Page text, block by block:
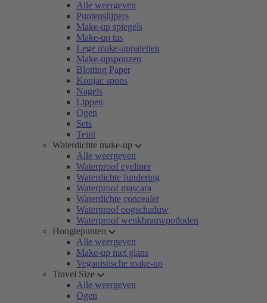
Alle weergeven
Puntenslijpers
Make-up spiegels
Make-up tas
Lege make-uppaletten
Make-upsponzen
Blotting Paper
Konjac spons
Nagels
Lippen
Ogen
Sets
Teint
Waterdichte make-up
Alle weergeven
Waterproof eyeliner
Waterdichte fundering
Waterproof mascara
Waterdichte concealer
Waterproof oogschaduw
Waterproof wenkbrauwpotloden
Hoogtepunten
Alle weergeven
Make-up met glans
Veganistische make-up
Travel Size
Alle weergeven
Ogen